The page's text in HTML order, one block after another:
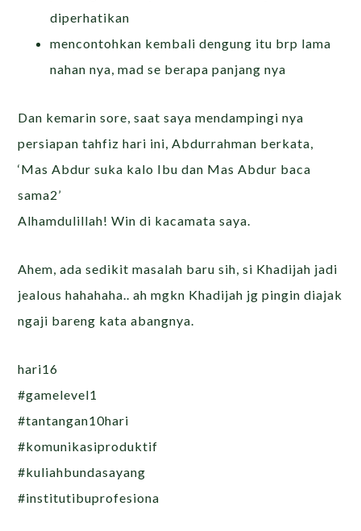
diperhatikan
mencontohkan kembali dengung itu brp lama
nahan nya, mad se berapa panjang nya
Dan kemarin sore, saat saya mendampingi nya
persiapan tahfiz hari ini, Abdurrahman berkata,
‘Mas Abdur suka kalo Ibu dan Mas Abdur baca
sama2’
Alhamdulillah! Win di kacamata saya.
Ahem, ada sedikit masalah baru sih, si Khadijah jadi
jealous hahahaha.. ah mgkn Khadijah jg pingin diajak
ngaji bareng kata abangnya.
hari16
#gamelevel1
#tantangan10hari
#komunikasiproduktif
#kuliahbundasayang
#institutibuprofesiona